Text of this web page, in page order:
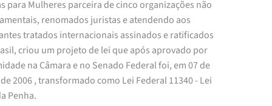
para Mulheres parceira de cinco organizações não
renomados juristas e atendendo aos
tratados internacionais assinados e ratificados
criou um projeto de lei que após aprovado por
na Câmara e no Senado Federal foi, em 07 de
2006 , transformado como Lei Federal 11340 - Lei
Penha.